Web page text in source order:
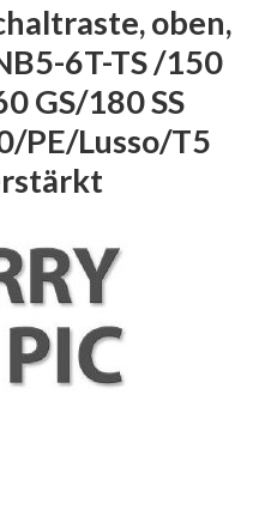
oben,
6T-TS /150
GS/180 SS
PE/Lusso/T5